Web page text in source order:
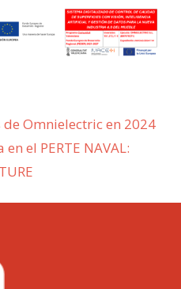
de Omnielectric en 2024
el PERTE NAVAL: